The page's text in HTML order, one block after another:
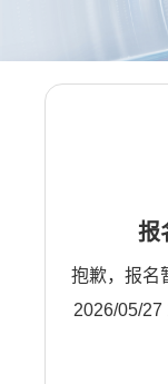
报
抱歉，报名
2026/05/